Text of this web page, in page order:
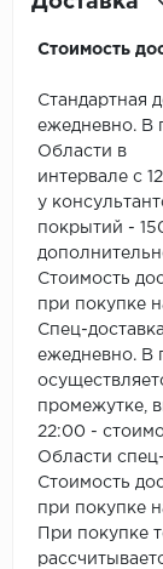
Стоимость
Стандартная
ежедневно. В
Области в
интервале с
у
покрытий -
Стоимость
при покупке
Спец-
ежедневно. В
промежутке,
22:00 -
Области
Стоимость
при покупке
При покупке